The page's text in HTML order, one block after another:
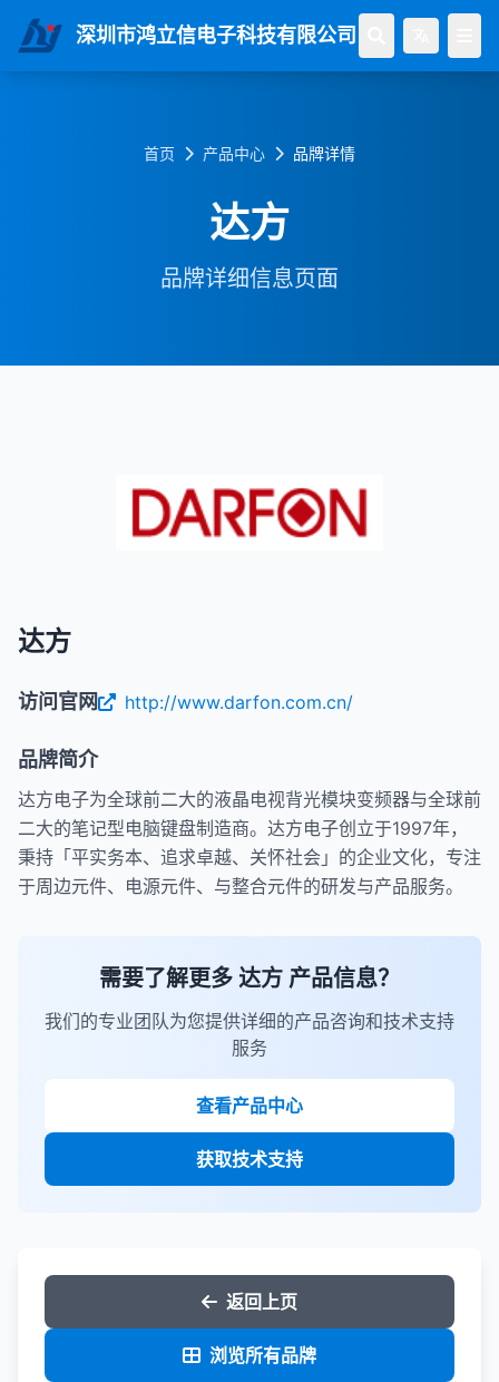
深圳市鸿立信电子科技有限公司
首页 产品中心 品牌详情
达方
品牌详细信息页面
达方
访问官网 http://www.darfon.com.cn/
品牌简介
达方电子为全球前二大的液晶电视背光模块变频器与全球前
二大的笔记型电脑键盘制造商。达方电子创立于1997年，
秉持「平实务本、追求卓越、关怀社会」的企业文化，专注
于周边元件、电源元件、与整合元件的研发与产品服务。
需要了解更多 达方 产品信息？
我们的专业团队为您提供详细的产品咨询和技术支持
服务
查看产品中心
获取技术支持
返回上页
浏览所有品牌